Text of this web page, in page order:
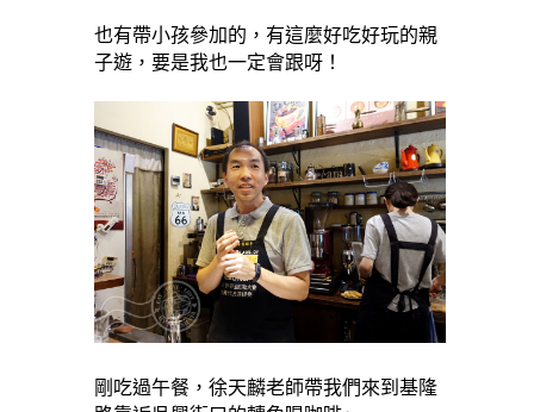
也有帶小孩參加的，有這麼好吃好玩的親
子遊，要是我也一定會跟呀！
剛吃過午餐，徐天麟老師帶我們來到基隆